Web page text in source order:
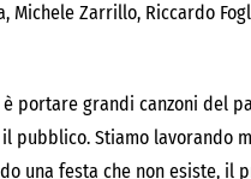
Michele Zarrillo, Riccardo
portare grandi canzoni del
pubblico. Stiamo lavorando
una festa che non esiste, il